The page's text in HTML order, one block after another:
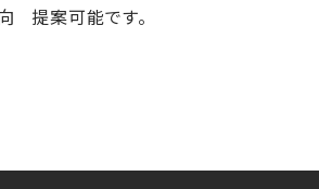
提案可能です。